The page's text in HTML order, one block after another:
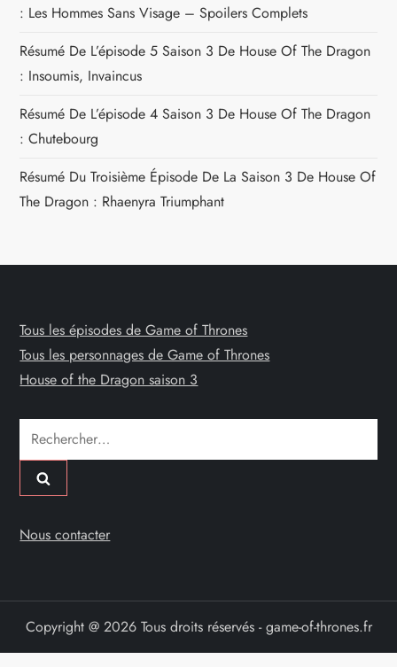
: Les Hommes Sans Visage – Spoilers Complets
Résumé De L’épisode 5 Saison 3 De House Of The Dragon
: Insoumis, Invaincus
Résumé De L’épisode 4 Saison 3 De House Of The Dragon
: Chutebourg
Résumé Du Troisième Épisode De La Saison 3 De House Of
The Dragon : Rhaenyra Triumphant
Tous les épisodes de Game of Thrones
Tous les personnages de Game of Thrones
House of the Dragon saison 3
Rechercher :
Nous contacter
Copyright @ 2026 Tous droits réservés - game-of-thrones.fr